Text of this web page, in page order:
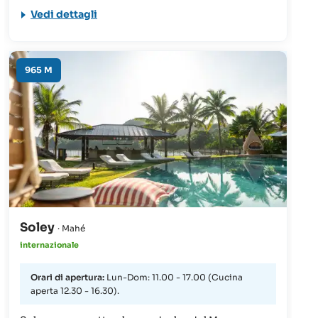
Cena sulla terrazza panoramica sotto le stelle o
vibrante, perfetto per momenti da condividere –
presso Mango House Seychelles, LXR Hotels &
Resorts.
Vedi dettagli
965 M
Soley · Mahé
internazionale
Orari di apertura: Lun-Dom: 11.00 - 17.00 (Cucina
aperta 12.30 - 16.30).